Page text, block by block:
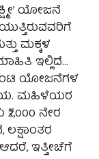
ಯೋಜನೆ
ಮಕ್ಕಳ
ಇಲ್ಲಿದೆ…
ಯೋಜನೆಗಳ
ಮಹಿಳೆಯರ
ನೇರ
ಇತ್ತೀಚೆಗೆ